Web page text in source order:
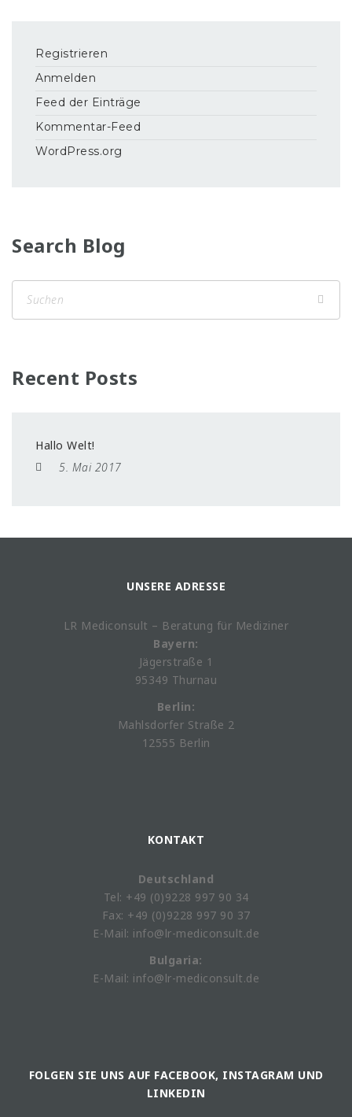
Registrieren
Anmelden
Feed der Einträge
Kommentar-Feed
WordPress.org
Search Blog
Recent Posts
Hallo Welt!
5. Mai 2017
UNSERE ADRESSE
LR Mediconsult – Beratung für Mediziner
Bayern:
Jägerstraße 1
95349 Thurnau
Berlin:
Mahlsdorfer Straße 2
12555 Berlin
KONTAKT
Deutschland
Tel: +49 (0)9228 997 90 34
Fax: +49 (0)9228 997 90 37
E-Mail: info@lr-mediconsult.de
Bulgaria:
E-Mail: info@lr-mediconsult.de
FOLGEN SIE UNS AUF FACEBOOK, INSTAGRAM UND
LINKEDIN